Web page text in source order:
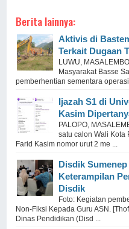
Berita lainnya:
Aktivis di
Terkait Dugaan
LUWU,
Masyarakat Basse
pemberhentian sementara
Ijazah S1 di
Kasim
PALOPO,
satu calon Wali Kota
Farid Kasim nomor urut 2 me ...
Disdik
Keterampilan
Disdik
Foto: Kegiatan
Non-Fiksi Kepada Guru ASN.
Dinas Pendidikan (Disd ...